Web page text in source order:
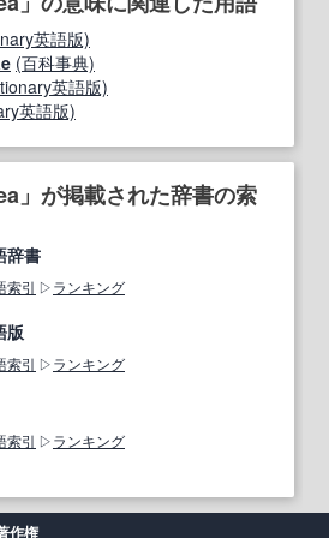
英語版)
(百科事典)
英語版)
英語版)
」が掲載された辞書の索
辞書
索引 ランキング
版
索引 ランキング
索引 ランキング
作権